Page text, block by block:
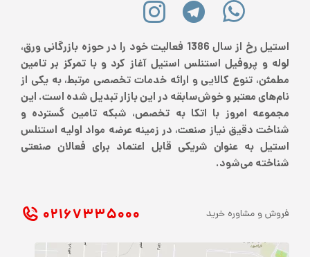
استیل رخ از سال 1386 فعالیت خود را در حوزه بازرگانی ورق،
لوله و پروفیل استنلس استیل آغاز کرد و با تمرکز بر تامین
مطمئن، تنوع کالایی و ارائه خدمات تخصصی مرتبط، به یکی از
نام‌های معتبر و خوش‌سابقه در این بازار تبدیل شده است. این
مجموعه امروز با اتکا به تخصص، شبکه تامین گسترده و
شناخت دقیق نیاز صنعت، در زمینه عرضه مواد اولیه استنلس
استیل به عنوان شریکی قابل اعتماد برای فعالان صنعتی
شناخته می‌شود.
فروش و مشاوره خرید ۰۲۱ ۶۷۳۳۵۰۰۰